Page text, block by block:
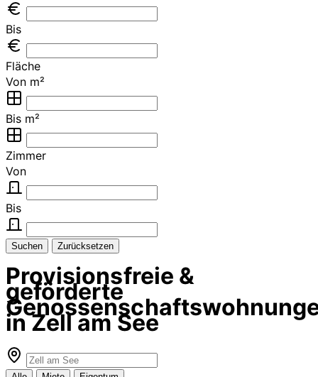
Bis
Fläche
Von m²
Bis m²
Zimmer
Von
Bis
Suchen Zurücksetzen
Provisionsfreie &
geförderte
in Zell am See